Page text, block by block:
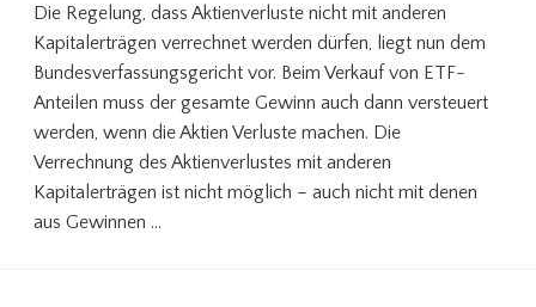
Die Regelung, dass Aktienverluste nicht mit anderen
Kapitalerträgen verrechnet werden dürfen, liegt nun dem
Bundesverfassungsgericht vor. Beim Verkauf von ETF-
Anteilen muss der gesamte Gewinn auch dann versteuert
werden, wenn die Aktien Verluste machen. Die
Verrechnung des Aktienverlustes mit anderen
Kapitalerträgen ist nicht möglich – auch nicht mit denen
aus Gewinnen …